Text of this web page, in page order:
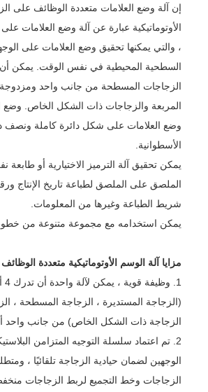
إن آلة وضع العلامات متعددة الوظائف على
الأوتوماتيكية عبارة عن آلة وضع العلامات على
، والتي يمكنها تحقيق وضع العلامات على
السطحية المحيطية في نفس الوقت. يمكن أن
الزجاجات المسطحة من جانب واحد ومزدوجة
المربعة والزجاجات ذات الشكل الخاص. وضع
وضع العلامات على شكل دائرة كاملة ونصف
الأسطوانية.
يمكن تحقيق آلة الترميز الاختيارية أو
الملصق على الملصق لطباعة تاريخ الإنتاج
شريط الطباعة وغيرها من المعلومات.
يمكن استخدامه مع مجموعة متنوعة من خطوط
مزايا آلة الوسم الأوتوماتيكية متعددة الوظائف
1.
(الزجاجة المستديرة ، الزجاجة المسطحة ،
الزجاجة ذات الشكل الخاص) من جانب واحد
2. تم اعتماد سلسلة التوجيه المتزامن
الوجهين لضمان حيادية الزجاجة تلقائيًا ،
الزجاجات وخط التجميع لربط الزجاجات